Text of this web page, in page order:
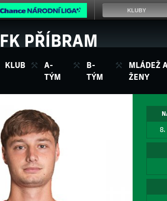
FK PŘÍBRAM
KLUB
A-
TÝM
B-
TÝM
MLÁDEŽ
ŽENY
KLUBY